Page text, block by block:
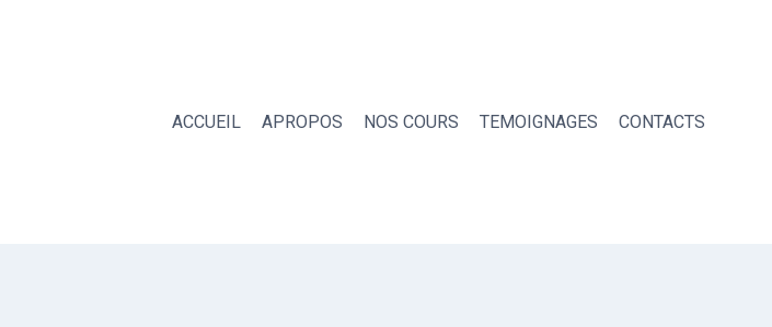
ACCUEIL APROPOS NOS COURS TEMOIGNAGES CONTACTS